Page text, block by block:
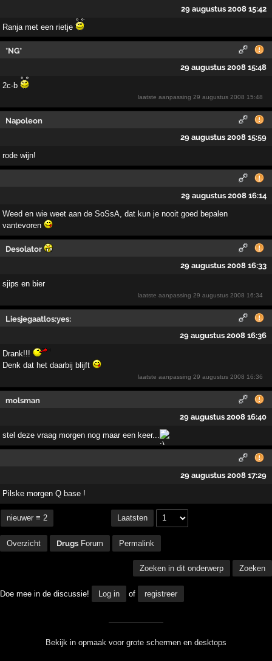
29 augustus 2008 15:42
Ranja met een rietje
*NG*
29 augustus 2008 15:48
2c-b
laatste aanpassing29 augustus 2008 15:48
Napoleon
29 augustus 2008 15:59
rode wijn!
29 augustus 2008 16:14
Weed en wie weet aan de SoSsA, dat kun je nooit goed bepalen
vantevoren
Desolator
29 augustus 2008 16:33
sjips en bier
laatste aanpassing29 augustus 2008 16:34
Liesjegaatlos:yes:
29 augustus 2008 16:36
Drank!!!
Denk dat het daarbij blijft
laatste aanpassing29 augustus 2008 16:36
molsman
29 augustus 2008 16:40
stel deze vraag morgen nog maar een keer...
29 augustus 2008 17:29
Pilske morgen Q base !
nieuwer ≡ 2 Laatsten
Overzicht Drugs Forum Permalink
Zoeken in dit onderwerp Zoeken
Doe mee in de discussie! Log in of registreer
Bekijk in opmaak voor grote schermen en desktops